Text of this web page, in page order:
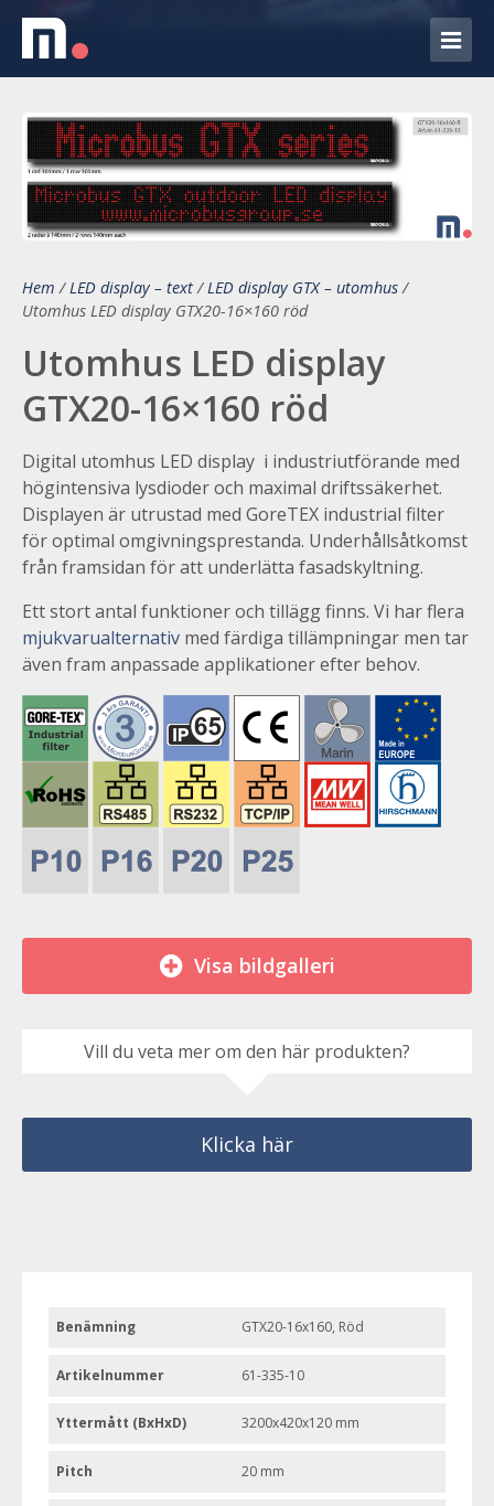
Hem / LED display – text / LED display GTX – utomhus /
Utomhus LED display GTX20-16×160 röd
Utomhus LED display
GTX20-16×160 röd
Digital utomhus LED display i industriutförande med
högintensiva lysdioder och maximal driftssäkerhet.
Displayen är utrustad med GoreTEX industrial filter
för optimal omgivningsprestanda. Underhållsåtkomst
från framsidan för att underlätta fasadskyltning.
Ett stort antal funktioner och tillägg finns. Vi har flera
mjukvarualternativ med färdiga tillämpningar men tar
även fram anpassade applikationer efter behov.
Visa bildgalleri
Vill du veta mer om den här produkten?
Klicka här
Benämning GTX20-16x160, Röd
Artikelnummer 61-335-10
Yttermått (BxHxD) 3200x420x120 mm
Pitch 20 mm